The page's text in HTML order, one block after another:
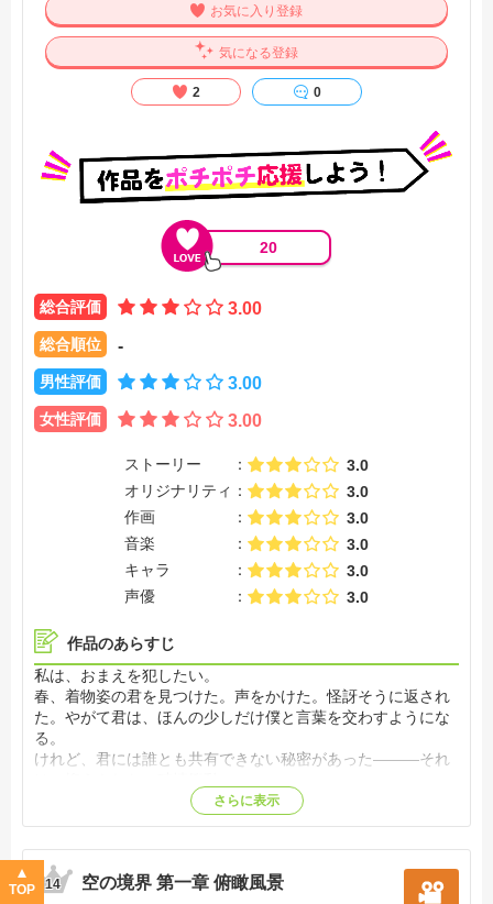
いく、それだけの事なのに。その事をないがしろにした故の
咎を、負う。【公式サイト他参照】
お気に入り登録
気になる登録
2 0
20
総合評価 3.00
総合順位 -
男性評価 3.00
女性評価 3.00
ストーリー
3.0
オリジナリティ
3.0
作画
3.0
音楽
3.0
キャラ
3.0
声優
3.0
作品のあらすじ
私は、おまえを犯したい。
春、着物姿の君を見つけた。声をかけた。怪訝そうに返され
た。やがて君は、ほんの少しだけ僕と言葉を交わすようにな
る。
けれど、君には誰とも共有できない秘密があった―――それ
これは高校生だったころ、16歳の両儀式と黒桐幹也が出会う
た幹也は、なにかと関わろうとする。
それが恋とも気付かずに。やがて、わずかではあるが同じ空
さらに表示
14 空の境界 第一章 俯瞰風景
TOP